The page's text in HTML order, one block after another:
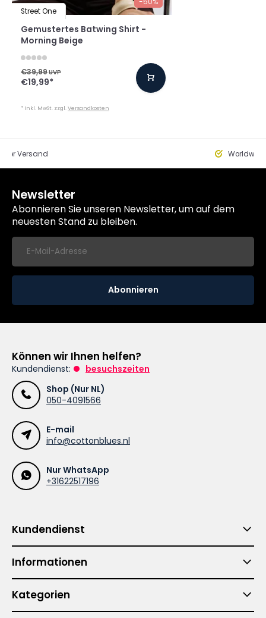
Street One
Gemustertes Batwing Shirt -
Morning Beige
€39,99UVP
€19,99*
* Inkl. MwSt. zzgl.Versandkosten
Versand
Newsletter
Abonnieren Sie unseren Newsletter, um auf dem
neuesten Stand zu bleiben.
Abonnieren
Können wir Ihnen helfen?
Kundendienst:
besuchszeiten
Shop (Nur NL)
050-4091566
E-mail
info@cottonblues.nl
Nur WhatsApp
+31622517196
Kundendienst
Informationen
Kategorien